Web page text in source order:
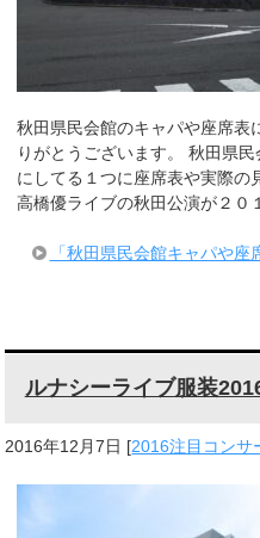
秋田県民会館のキャパや座席表
りがとうございます。 秋田県
にしてる１つに座席表や実際の
高橋優ライブの秋田公演が２０
「秋田県民会館キャパや座
ルナシーライブ服装
2016年12月7日 [2016注目コンサ